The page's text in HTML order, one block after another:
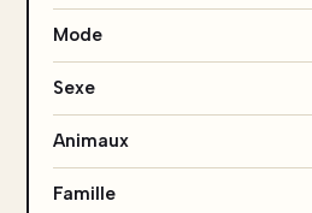
Mode
Sexe
Animaux
Famille